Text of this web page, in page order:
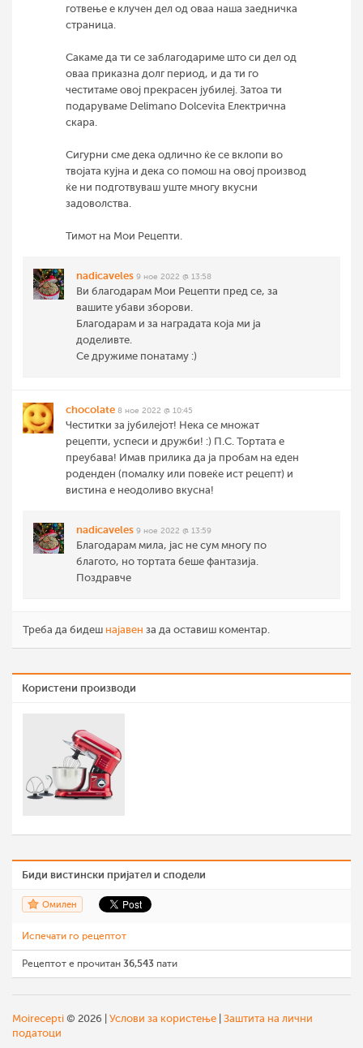
готвење е клучен дел од оваа наша заедничка
страница.
Сакаме да ти се заблагодариме што си дел од
оваа приказна долг период, и да ти го
честитаме овој прекрасен јубилеј. Затоа ти
подаруваме Delimano Dolcevita Електрична
скара.
Сигурни сме дека одлично ќе се вклопи во
твојата кујна и дека со помош на овој производ
ќе ни подготвуваш уште многу вкусни
задоволства.
Тимот на Мои Рецепти.
nadicaveles 9 ное 2022 @ 13:58
Ви благодарам Мои Рецепти пред се, за
вашите убави зборови.
Благодарам и за наградата која ми ја
доделивте.
Се дружиме понатаму :)
chocolate 8 ное 2022 @ 10:45
Честитки за јубилејот! Нека се множат
рецепти, успеси и дружби! :) П.С. Тортата е
преубава! Имав прилика да ја пробам на еден
роденден (помалку или повеќе ист рецепт) и
вистина е неодоливо вкусна!
nadicaveles 9 ное 2022 @ 13:59
Благодарам мила, јас не сум многу по
благото, но тортата беше фантазија.
Поздравче
Треба да бидеш најавен за да оставиш коментар.
Користени производи
Биди вистински пријател и сподели
Омилен
Испечати го рецептот
Рецептот е прочитан 36,543 пати
Moirecepti © 2026 | Услови за користење Заштита на лични
податоци